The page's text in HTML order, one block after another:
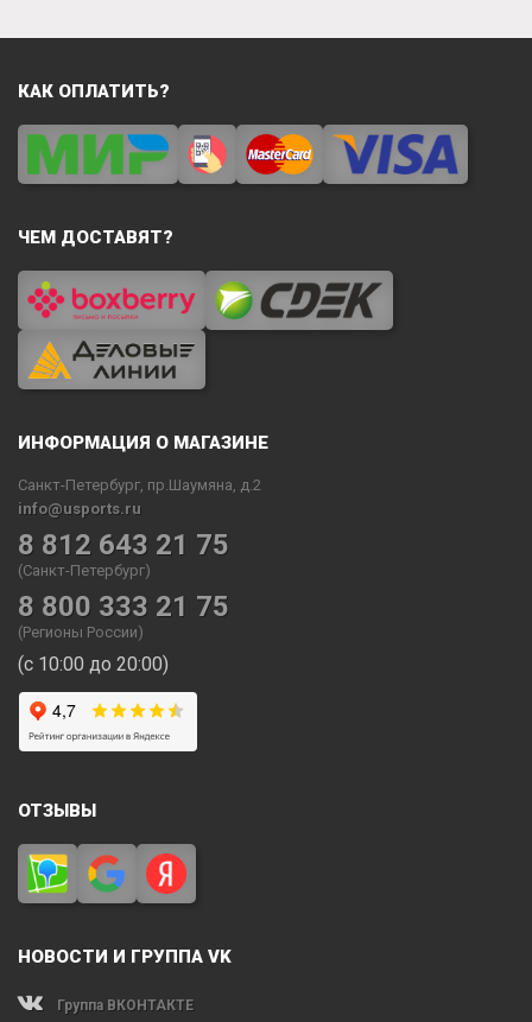
КАК ОПЛАТИТЬ?
ЧЕМ ДОСТАВЯТ?
ИНФОРМАЦИЯ О МАГАЗИНЕ
Санкт-Петербург, пр.Шаумяна, д.2
info@usports.ru
8 812 643 21 75
(Санкт-Петербург)
8 800 333 21 75
(Регионы России)
(с 10:00 до 20:00)
ОТЗЫВЫ
НОВОСТИ И ГРУППА VK
Группа ВКОНТАКТЕ